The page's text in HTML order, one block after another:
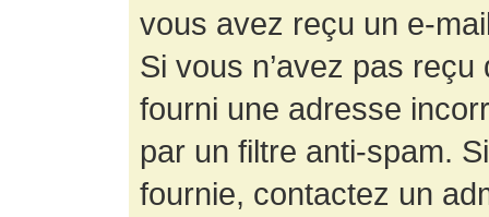
vous avez reçu un e-
Si vous n’avez pas
fourni une adresse
par un filtre anti-spam.
fournie, contactez un